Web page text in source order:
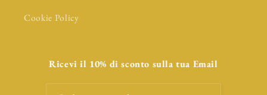
Cookie Policy
Ricevi il 10% di sconto sulla tua Email